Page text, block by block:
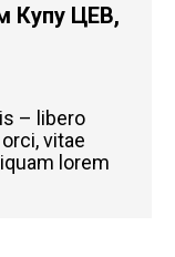
Купу ЦЕВ,
– libero
vitae
lorem